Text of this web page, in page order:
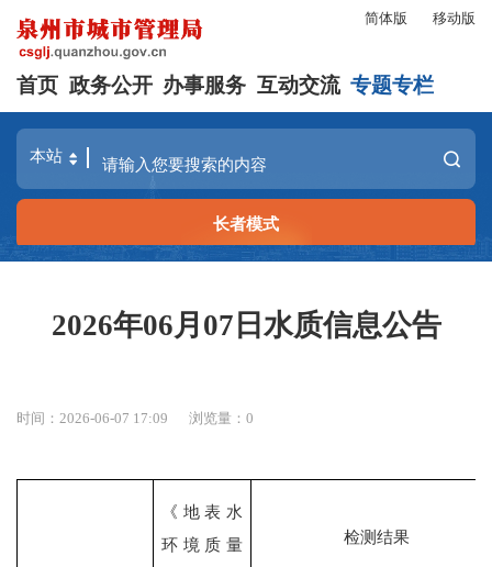
简体版 移动版
首页 政务公开 办事服务 互动交流 专题专栏
长者模式
2026年06月07日水质信息公告
时间：2026-06-07 17:09 浏览量：0
《地表水
环境质量
检测结果